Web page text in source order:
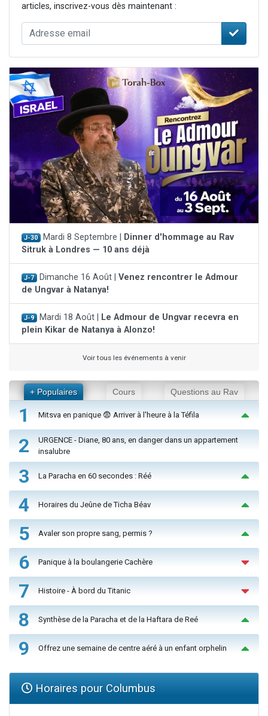
articles, inscrivez-vous dès maintenant :
J-30 Mardi 8 Septembre |
Dinner d'hommage au Rav
Sitruk à Londres — 10 ans déjà
J-7 Dimanche 16 Août | Venez rencontrer le Admour
de Ungvar à Natanya!
J-9 Mardi 18 Août |
Le Admour de Ungvar recevra en
plein Kikar de Natanya à Alonzo!
Voir tous les événements à venir
+ Populaires Cours Questions au Rav
1 Mitsva en panique 😨 Arriver à l'heure à la Téfila
2
URGENCE - Diane, 80 ans, en danger dans un appartement
insalubre
3 La Paracha en 60 secondes : Réé
4 Horaires du Jeûne de Ticha Béav
5 Avaler son propre sang, permis ?
6 Panique à la boulangerie Cachère
7 Histoire - À bord du Titanic
8 Synthèse de la Paracha et de la Haftara de Reé
9 Offrez une semaine de centre aéré à un enfant orphelin
Horaires pour Columbus